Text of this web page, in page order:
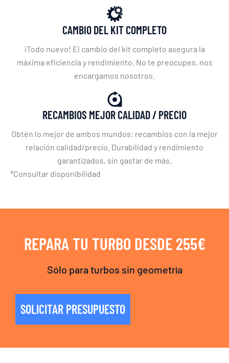
CAMBIO DEL KIT COMPLETO
¡Todo nuevo! El cambio del kit completo asegura la
máxima eficiencia y rendimiento. No te preocupes, nos
encargamos nosotros.
RECAMBIOS MEJOR CALIDAD / PRECIO
Obtén lo mejor de ambos mundos: recambios con la mejor
relación calidad/precio. Durabilidad y rendimiento
garantizados, sin gastar de más.
*Consultar disponibilidad
REPARA TU TURBO DESDE 255€
Sólo para turbos sin geometría
SOLICITAR PRESUPUESTO